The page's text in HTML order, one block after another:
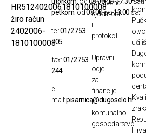
HR5124020061810100008
žiro račun
2402006-
1810100008
utorkom: od08:00do17:30sati
petkom:od08:00do13:00 sati
tel:01/2753
705
fax:01/2753
244
e-
mail:pisarnica@dugoselo.hr
društvene
djelatnosti
i
protokol
Upravni
odjel
za
financije
i
komunalno
gospodarstvo